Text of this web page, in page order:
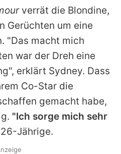
verrät die Blondine,
Gerüchten um eine
"Das macht mich
war der Dreh eine
erklärt Sydney. Dass
Co-Star die
gemacht habe,
"Ich sorge mich sehr
Jährige.